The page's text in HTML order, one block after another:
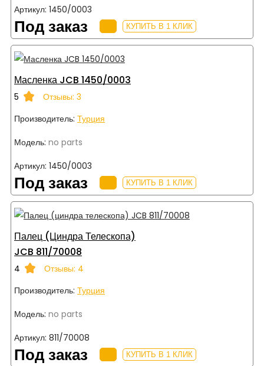
Артикул: 1450/0003
Под заказ КУПИТЬ В 1 КЛИК
Масленка JCB 1450/0003
5
Отзывы: 3
Производитель: Турция
Модель: no parts
Артикул: 1450/0003
Под заказ КУПИТЬ В 1 КЛИК
Палец (циндра Телескопа)
JCB 811/70008
4
Отзывы: 4
Производитель: Турция
Модель: no parts
Артикул: 811/70008
Под заказ КУПИТЬ В 1 КЛИК